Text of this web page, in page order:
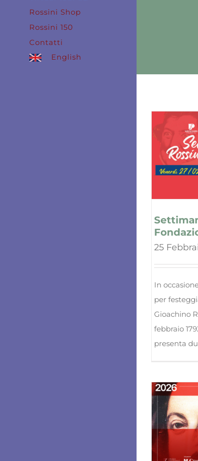
Rossini Shop
Rossini 150
Contatti
English
25
In
per
Gioachino
febbraio
presenta